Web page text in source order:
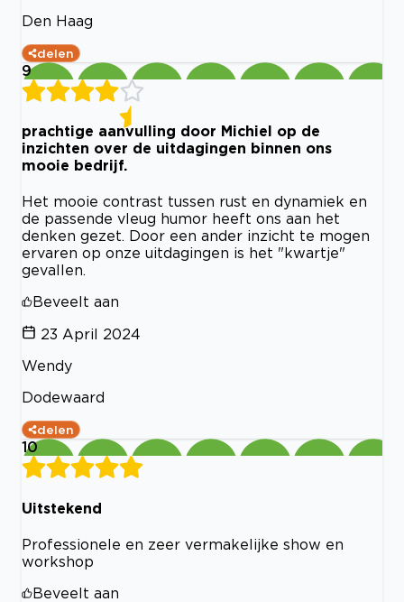
Den Haag
delen
9
prachtige aanvulling door Michiel op de
inzichten over de uitdagingen binnen ons
mooie bedrijf.
Het mooie contrast tussen rust en dynamiek en
de passende vleug humor heeft ons aan het
denken gezet. Door een ander inzicht te mogen
ervaren op onze uitdagingen is het "kwartje"
gevallen.
Beveelt aan
23 April 2024
Wendy
Dodewaard
delen
10
Uitstekend
Professionele en zeer vermakelijke show en
workshop
Beveelt aan